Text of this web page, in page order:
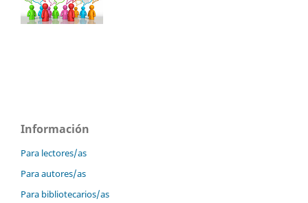
Información
Para lectores/as
Para autores/as
Para bibliotecarios/as